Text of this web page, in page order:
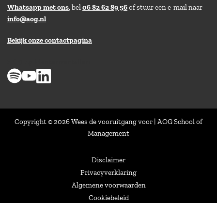
Whatsapp met ons, bel06 82 62 89 56of stuur een e-mail naar
info@aog.nl
Bekijk onze contactpagina
Copyright © 2026 Wees de vooruitgang voor | AOG School of
Management
Disclaimer
Privacyverklaring
Algemene voorwaarden
Cookiebeleid